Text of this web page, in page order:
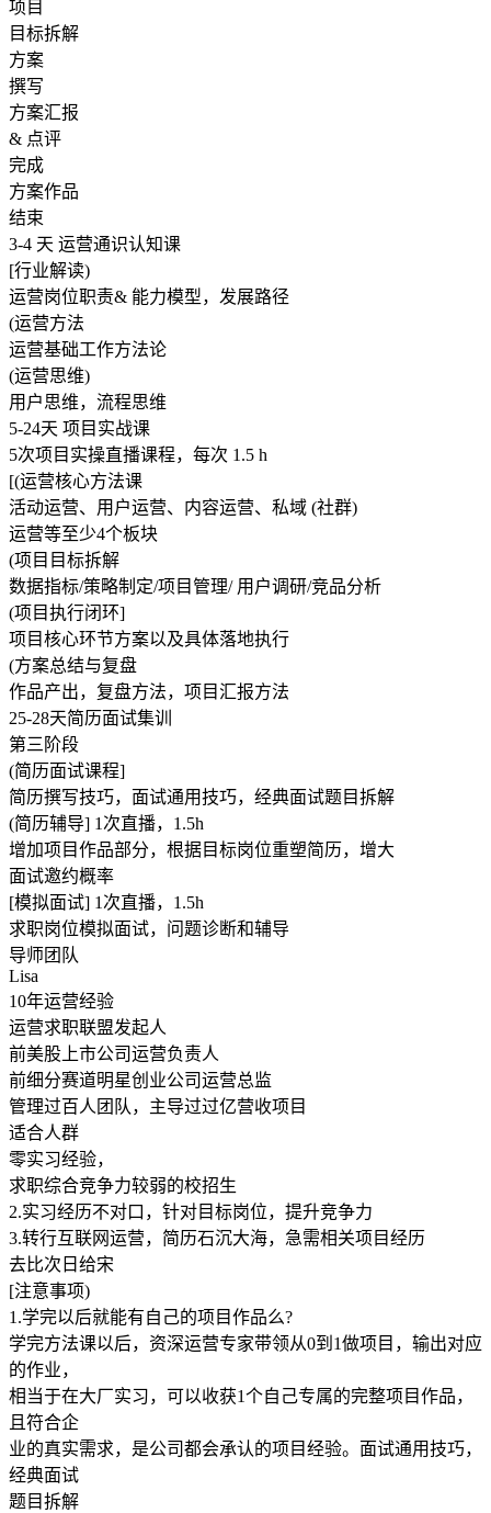
项目
目标拆解
方案
撰写
方案汇报
& 点评
完成
方案作品
结束
3-4 天 运营通识认知课
[行业解读)
运营岗位职责& 能力模型，发展路径
(运营方法
运营基础工作方法论
(运营思维)
用户思维，流程思维
5-24天 项目实战课
5次项目实操直播课程，每次 1.5 h
[(运营核心方法课
活动运营、用户运营、内容运营、私域 (社群)
运营等至少4个板块
(项目目标拆解
数据指标/策略制定/项目管理/ 用户调研/竞品分析
(项目执行闭环]
项目核心环节方案以及具体落地执行
(方案总结与复盘
作品产出，复盘方法，项目汇报方法
25-28天简历面试集训
第三阶段
(简历面试课程]
简历撰写技巧，面试通用技巧，经典面试题目拆解
(简历辅导] 1次直播，1.5h
增加项目作品部分，根据目标岗位重塑简历，增大
面试邀约概率
[模拟面试] 1次直播，1.5h
求职岗位模拟面试，问题诊断和辅导
导师团队
Lisa
10年运营经验
运营求职联盟发起人
前美股上市公司运营负责人
前细分赛道明星创业公司运营总监
管理过百人团队，主导过过亿营收项目
适合人群
零实习经验，
求职综合竞争力较弱的校招生
2.实习经历不对口，针对目标岗位，提升竞争力
3.转行互联网运营，简历石沉大海，急需相关项目经历
去比次日给宋
[注意事项)
1.学完以后就能有自己的项目作品么?
学完方法课以后，资深运营专家带领从0到1做项目，输出对应
的作业，
相当于在大厂实习，可以收获1个自己专属的完整项目作品，
且符合企
业的真实需求，是公司都会承认的项目经验。面试通用技巧，
经典面试
题目拆解